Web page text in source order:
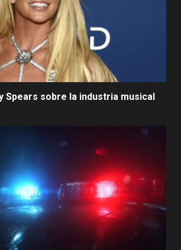
Spears sobre la industria musical